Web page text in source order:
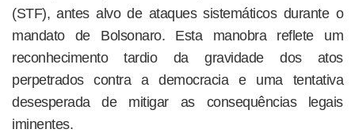
(STF), antes alvo de ataques sistemáticos durante o
mandato de Bolsonaro. Esta manobra reflete um
reconhecimento tardio da gravidade dos atos
perpetrados contra a democracia e uma tentativa
desesperada de mitigar as consequências legais
iminentes.